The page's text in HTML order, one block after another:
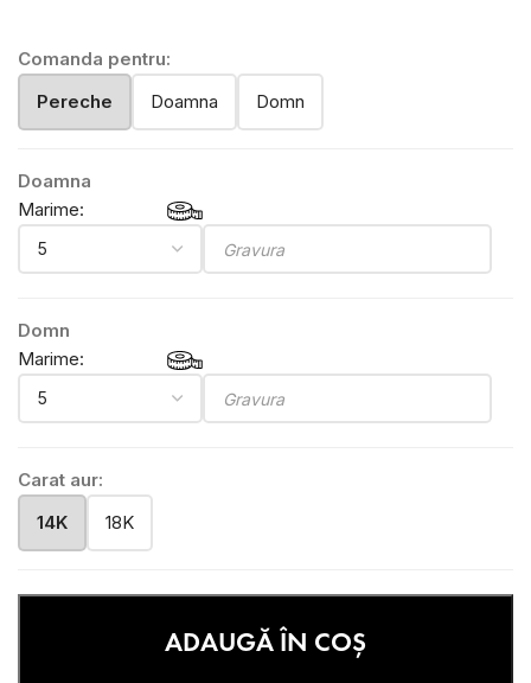
Comanda pentru:
Pereche
Doamna Domn
Doamna
Marime:
Domn
Marime:
Carat aur:
14K
18K
ADAUGĂ ÎN COȘ